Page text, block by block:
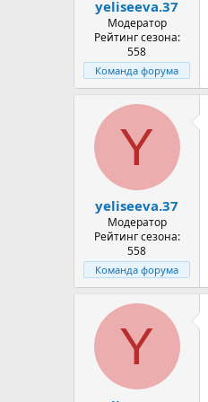
yeliseeva.37
Модератор
Рейтинг сезона:
558
Команда форума
Y
yeliseeva.37
Модератор
Рейтинг сезона:
558
Команда форума
Y